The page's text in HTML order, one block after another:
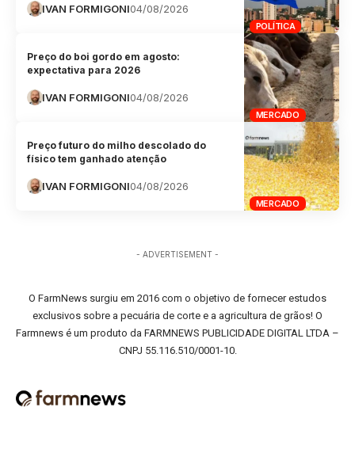
POLÍTICA
IVAN FORMIGONI04/08/2026
MERCADO
Preço do boi gordo em agosto:
expectativa para 2026
IVAN FORMIGONI04/08/2026
MERCADO
Preço futuro do milho descolado do
físico tem ganhado atenção
IVAN FORMIGONI04/08/2026
- ADVERTISEMENT -
O FarmNews surgiu em 2016 com o objetivo de fornecer estudos
exclusivos sobre a pecuária de corte e a agricultura de grãos! O
Farmnews é um produto da FARMNEWS PUBLICIDADE DIGITAL LTDA –
CNPJ 55.116.510/0001-10.